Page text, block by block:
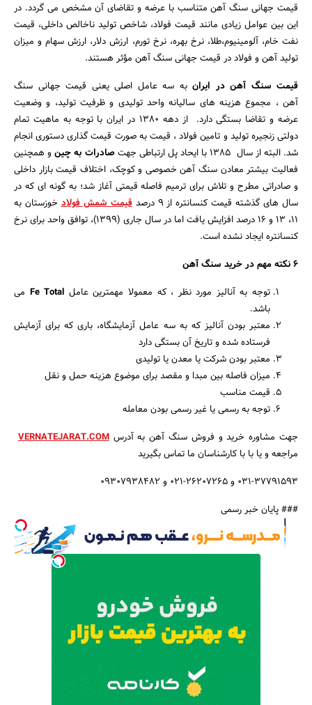
قیمت جهانی سنگ آهن متناسب با عرضه و تقاضای آن مشخص می گردد. در
این بین عوامل زیادی مانند قیمت فولاد، شاخص تولید ناخالص داخلی، قیمت
نفت خام، آلومینیوم،طلا، نرخ بهره، نرخ تورم، ارزش دلار، ارزش سهام و میزان
تولید آهن و فولاد در قیمت جهانی سنگ آهن مؤثر هستند.
قیمت سنگ آهن در ایران به سه عامل اصلی یعنی قیمت جهانی سنگ
آهن ، مجموع هزینه های سالیانه واحد تولیدی و ظرفیت تولید، و وضعیت
عرضه و تقاضا بستگی دارد. از دهه 1380 در ایران با توجه به ماهیت تمام
دولتی زنجیره تولید و تامین فولاد ، قیمت‌ به صورت قیمت گذاری دستوری انجام
شد. البته از سال 1385 با ایحاد پل ارتباطی جهت
صادرات به چینو همچنین
فعالیت بیشتر معادن سنگ آهن خصوصی و کوچک، اختلاف قیمت بازار داخلی
و صادراتی مطرح و تلاش برای ترمیم فاصله قیمتی آغاز شد؛ به گونه ای که در
سال ‌های گذشته قیمت کنسانتره از 9 درصد
قیمت شمش فولادخوزستان به
11، 13 و 16 درصد افزایش یافت اما در سال جاری (1399)، توافق واحد برای نرخ
کنسانتره ایجاد نشده است.
6 نکته مهم در خرید سنگ آهن
توجه به آنالیز مورد نظر ، که معمولا مهمترین عامل Fe Total می
باشد.
معتبر بودن آنالیز که به سه عامل آزمایشگاه، باری که برای آزمایش
فرستاده شده و تاریخ آن بستگی دارد
معتبر بودن شرکت یا معدن یا تولیدی
میزان فاصله بین مبدا و مقصد برای موضوع هزینه حمل و نقل
قیمت مناسب
توجه به رسمی یا غیر رسمی بودن معامله
جهت مشاوره خرید و فروش سنگ آهن به آدرسVERNATEJARAT.COM
مراجعه و یا با با کارشناسان ما تماس بگیرید
۰۳۱-۳۷۷۹۱۵۹۳ و ۲۶۲۰۷۲۶۵-۰۲۱ و ۰۹۳۰۷۹۳۸۴۸۲
### پایان خبر رسمی